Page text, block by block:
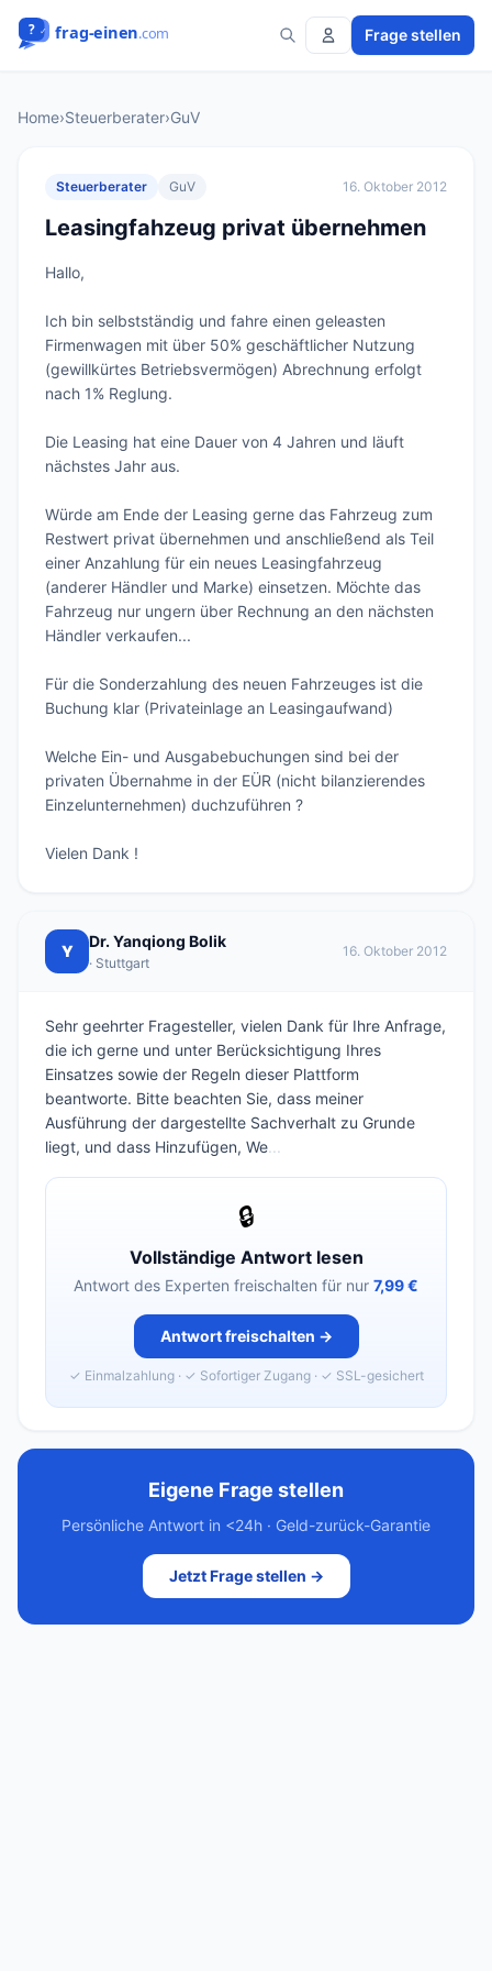
Frage stellen
Home›Steuerberater›GuV
Steuerberater GuV 16. Oktober 2012
Leasingfahzeug privat übernehmen
Hallo,
Ich bin selbstständig und fahre einen geleasten
Firmenwagen mit über 50% geschäftlicher Nutzung
(gewillkürtes Betriebsvermögen) Abrechnung erfolgt
nach 1% Reglung.
Die Leasing hat eine Dauer von 4 Jahren und läuft
nächstes Jahr aus.
Würde am Ende der Leasing gerne das Fahrzeug zum
Restwert privat übernehmen und anschließend als Teil
einer Anzahlung für ein neues Leasingfahrzeug
(anderer Händler und Marke) einsetzen. Möchte das
Fahrzeug nur ungern über Rechnung an den nächsten
Händler verkaufen...
Für die Sonderzahlung des neuen Fahrzeuges ist die
Buchung klar (Privateinlage an Leasingaufwand)
Welche Ein- und Ausgabebuchungen sind bei der
privaten Übernahme in der EÜR (nicht bilanzierendes
Einzelunternehmen) duchzuführen ?
Vielen Dank !
Y
Dr. Yanqiong Bolik
· Stuttgart
16. Oktober 2012
Sehr geehrter Fragesteller, vielen Dank für Ihre Anfrage,
die ich gerne und unter Berücksichtigung Ihres
Einsatzes sowie der Regeln dieser Plattform
beantworte. Bitte beachten Sie, dass meiner
Ausführung der dargestellte Sachverhalt zu Grunde
liegt, und dass Hinzufügen, We...
🔒
Vollständige Antwort lesen
Antwort des Experten freischalten für nur 7,99 €
Antwort freischalten →
✓ Einmalzahlung · ✓ Sofortiger Zugang · ✓ SSL-gesichert
Eigene Frage stellen
Persönliche Antwort in <24h · Geld-zurück-Garantie
Jetzt Frage stellen →